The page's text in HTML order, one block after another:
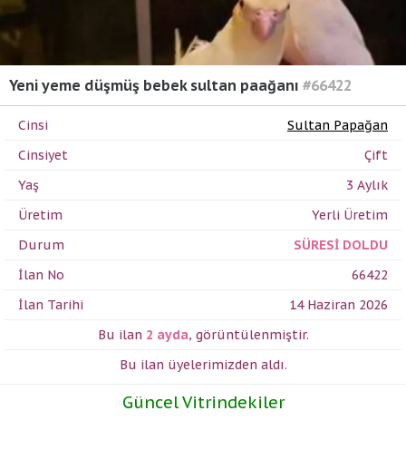
Yeni yeme düşmüş bebek sultan paağanı #66422
Cinsi
Sultan Papağan
Cinsiyet
Çift
Yaş
3 Aylık
Üretim
Yerli Üretim
Durum
SÜRESİ DOLDU
İlan No
66422
İlan Tarihi
14 Haziran 2026
Bu ilan 2 ayda, görüntülenmiştir.
Bu ilan üyelerimizden aldı.
Güncel Vitrindekiler